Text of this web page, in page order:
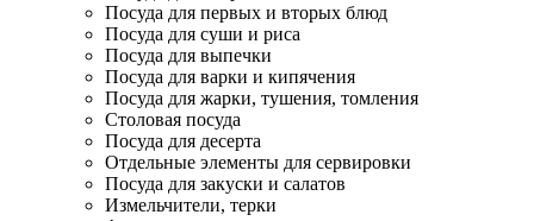
Посуда для первых и вторых блюд
Посуда для суши и риса
Посуда для выпечки
Посуда для варки и кипячения
Посуда для жарки, тушения, томления
Столовая посуда
Посуда для десерта
Отдельные элементы для сервировки
Посуда для закуски и салатов
Измельчители, терки